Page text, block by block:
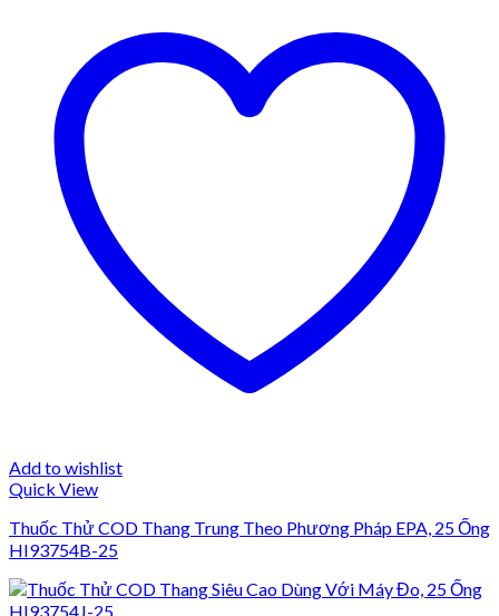
Add to wishlist
Quick View
Thuốc Thử COD Thang Trung Theo Phương Pháp EPA, 25 Ống
HI93754B-25